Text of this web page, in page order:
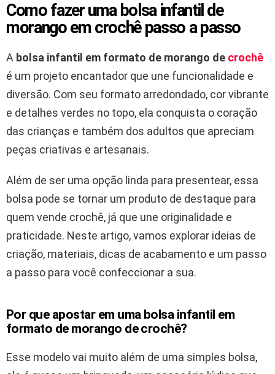
Como fazer uma bolsa infantil de
morango em crochê passo a passo
A bolsa infantil em formato de morango de crochê
é um projeto encantador que une funcionalidade e
diversão. Com seu formato arredondado, cor vibrante
e detalhes verdes no topo, ela conquista o coração
das crianças e também dos adultos que apreciam
peças criativas e artesanais.
Além de ser uma opção linda para presentear, essa
bolsa pode se tornar um produto de destaque para
quem vende crochê, já que une originalidade e
praticidade. Neste artigo, vamos explorar ideias de
criação, materiais, dicas de acabamento e um passo
a passo para você confeccionar a sua.
Por que apostar em uma bolsa infantil em
formato de morango de crochê?
Esse modelo vai muito além de uma simples bolsa,